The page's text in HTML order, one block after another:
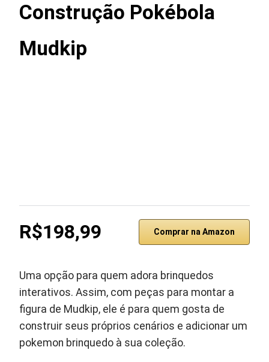
Construção Pokébola
Mudkip
R$198,99 Comprar na Amazon
Uma opção para quem adora brinquedos
interativos. Assim, com peças para montar a
figura de Mudkip, ele é para quem gosta de
construir seus próprios cenários e adicionar um
pokemon brinquedo à sua coleção.